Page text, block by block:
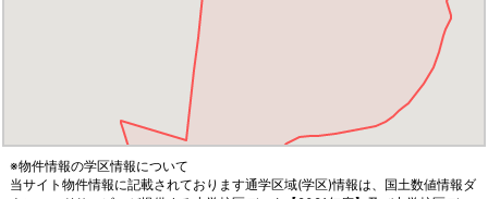
※物件情報の学区情報について
当サイト物件情報に記載されております通学区域(学区)情報は、国土数値情報ダ